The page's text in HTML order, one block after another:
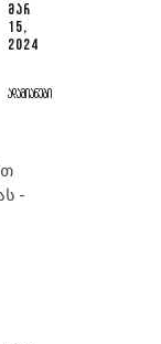
ᲛᲐᲠ
15,
2024
ᲐᲓᲐᲛᲘᲐᲜᲔᲑᲘ
-